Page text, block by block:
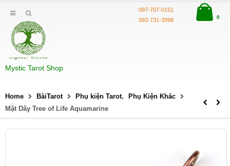
Mystic Tarot Shop
097-707-0151
093-731-3998
0
Home BàiTarot Phụ kiện Tarot,
Phụ Kiện Khác
Mặt Dây Tree of Life Aquamarine